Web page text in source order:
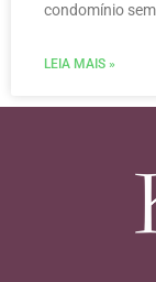
condomínio
LEIA MAIS »